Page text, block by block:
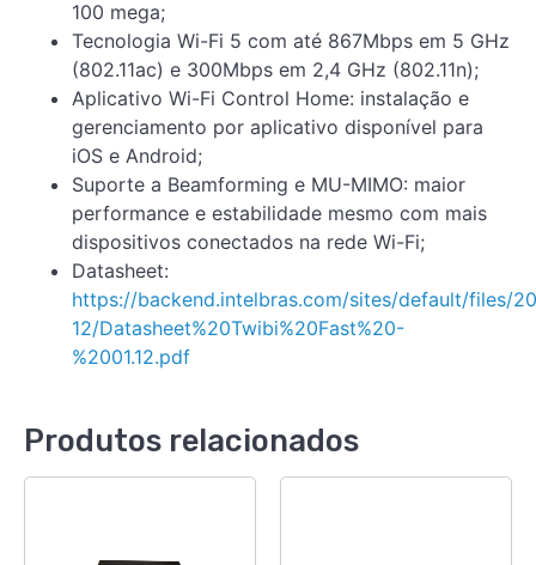
100 mega;
Tecnologia Wi-Fi 5 com até 867Mbps em 5 GHz
(802.11ac) e 300Mbps em 2,4 GHz (802.11n);
Aplicativo Wi-Fi Control Home: instalação e
gerenciamento por aplicativo disponível para
iOS e Android;
Suporte a Beamforming e MU-MIMO: maior
performance e estabilidade mesmo com mais
dispositivos conectados na rede Wi-Fi;
Datasheet:
https://backend.intelbras.com/sites/default/files/
12/Datasheet%20Twibi%20Fast%20-
%2001.12.pdf
Produtos relacionados